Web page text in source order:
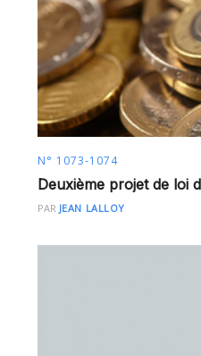
N° 1073-1074
Deuxième projet de loi
PAR JEAN LALLOY